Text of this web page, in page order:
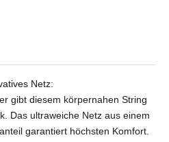
Netz:
gibt diesem körpernahen String
Das ultraweiche Netz aus einem
garantiert höchsten Komfort.